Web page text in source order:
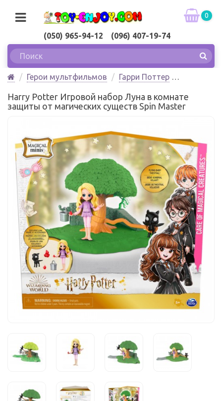
(050) 965-94-12 (096) 407-19-74
0
Герои мультфильмов
Гарри Поттер
от магических существ Spin Master
Harry Potter Игровой набор Луна в комнате
защиты от магических существ Spin Master